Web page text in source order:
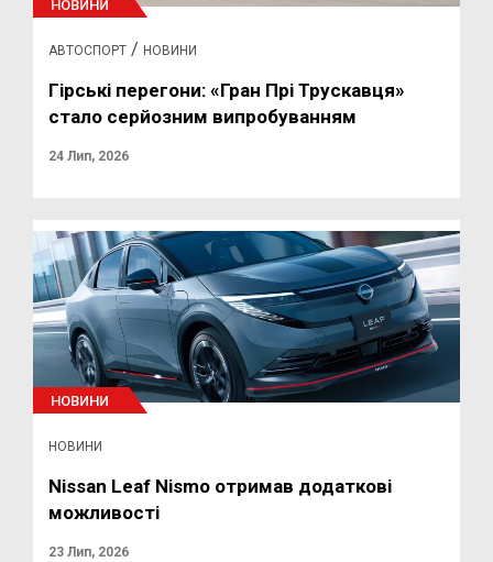
НОВИНИ
АВТОСПОРТ / НОВИНИ
Гірські перегони: «Гран Прі Трускавця»
стало серйозним випробуванням
24 Лип, 2026
НОВИНИ
НОВИНИ
Nissan Leaf Nismo отримав додаткові
можливості
23 Лип, 2026